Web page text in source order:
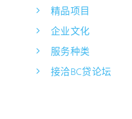
精品项目
企业文化
服务种类
接洽BC贷论坛